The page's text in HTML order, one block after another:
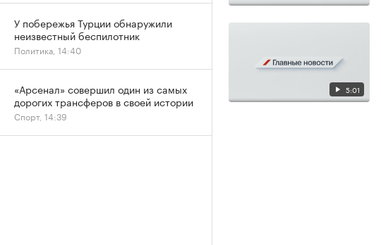
5:01
У побережья Турции обнаружили
неизвестный беспилотник
Политика, 14:40
«Арсенал» совершил один из самых
дорогих трансферов в своей истории
Спорт, 14:39